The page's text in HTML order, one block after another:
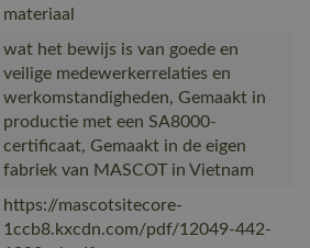
materiaal
wat het bewijs is van goede en
veilige medewerkerrelaties en
werkomstandigheden, Gemaakt in
productie met een SA8000-
certificaat, Gemaakt in de eigen
fabriek van MASCOT in Vietnam
https://mascotsitecore-
1ccb8.kxcdn.com/pdf/12049-442-